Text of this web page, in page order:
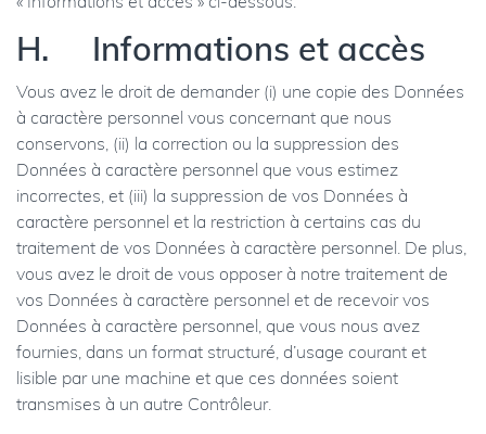
H. Informations et accès
Vous avez le droit de demander (i) une copie des Données
à caractère personnel vous concernant que nous
conservons, (ii) la correction ou la suppression des
Données à caractère personnel que vous estimez
incorrectes, et (iii) la suppression de vos Données à
caractère personnel et la restriction à certains cas du
traitement de vos Données à caractère personnel. De plus,
vous avez le droit de vous opposer à notre traitement de
vos Données à caractère personnel et de recevoir vos
Données à caractère personnel, que vous nous avez
fournies, dans un format structuré, d’usage courant et
lisible par une machine et que ces données soient
transmises à un autre Contrôleur.